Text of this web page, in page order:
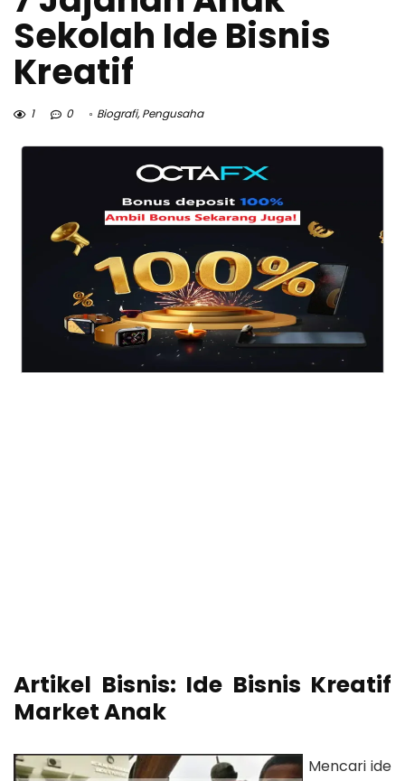
Sekolah Ide Bisnis
Kreatif
1 0 Biografi,Pengusaha
Artikel Bisnis: Ide Bisnis Kreatif
Market Anak
Mencari ide